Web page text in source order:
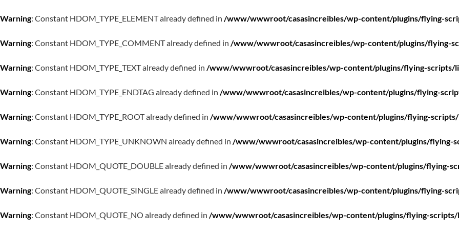
Warning: Constant HDOM_TYPE_ELEMENT already defined in /www/wwwroot/casasincreibles/wp-content/plugins/flying-
Warning: Constant HDOM_TYPE_COMMENT already defined in /www/wwwroot/casasincreibles/wp-content/plugins/flying-
Warning: Constant HDOM_TYPE_TEXT already defined in /www/wwwroot/casasincreibles/wp-content/plugins/flying-scripts/
Warning: Constant HDOM_TYPE_ENDTAG already defined in /www/wwwroot/casasincreibles/wp-content/plugins/flying-
Warning: Constant HDOM_TYPE_ROOT already defined in /www/wwwroot/casasincreibles/wp-content/plugins/flying-
Warning: Constant HDOM_TYPE_UNKNOWN already defined in /www/wwwroot/casasincreibles/wp-content/plugins/flying-
Warning: Constant HDOM_QUOTE_DOUBLE already defined in /www/wwwroot/casasincreibles/wp-content/plugins/flying-
Warning: Constant HDOM_QUOTE_SINGLE already defined in /www/wwwroot/casasincreibles/wp-content/plugins/flying-
Warning: Constant HDOM_QUOTE_NO already defined in /www/wwwroot/casasincreibles/wp-content/plugins/flying-scripts/